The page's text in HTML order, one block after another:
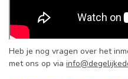
Heb je nog vragen over het
met ons op via